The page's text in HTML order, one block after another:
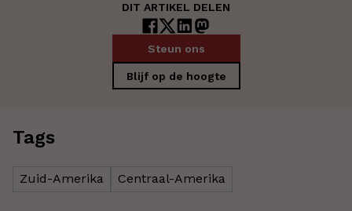
DIT ARTIKEL DELEN
Steun ons
Blijf op de hoogte
Tags
Zuid-Amerika Centraal-Amerika